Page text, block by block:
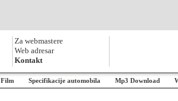
Za webmastere
Web adresar
Kontakt
Film Specifikacije automobila Mp3 Download